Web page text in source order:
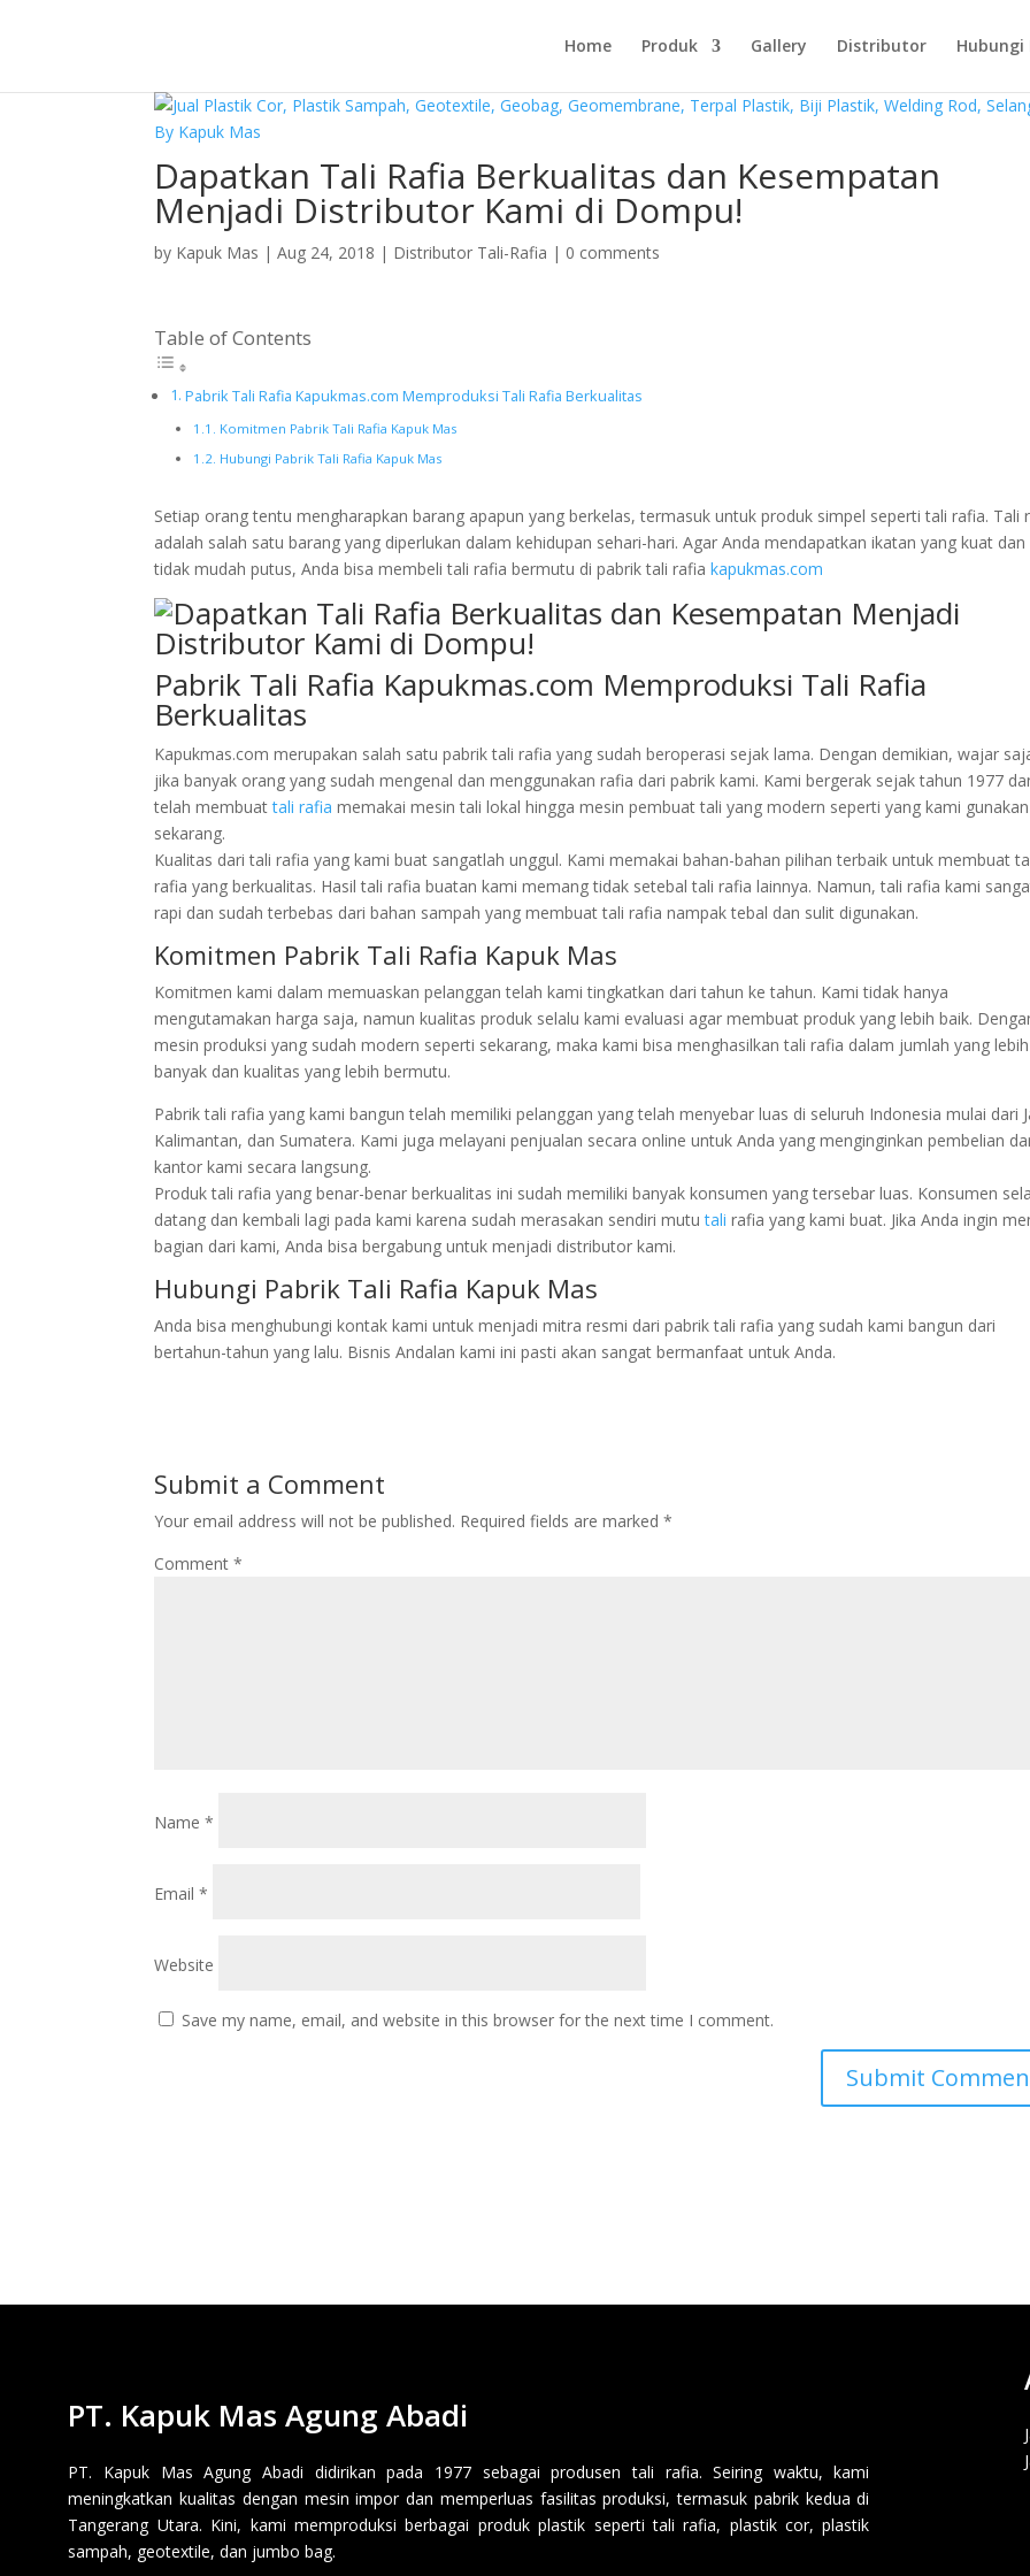
Home Produk Gallery Distributor Hubungi
Dapatkan Tali Rafia Berkualitas dan Kesempatan
Menjadi Distributor Kami di Dompu!
by Kapuk Mas |Aug 24, 2018 | Distributor Tali-Rafia | 0 comments
Table of Contents
Pabrik Tali Rafia Kapukmas.com Memproduksi Tali Rafia Berkualitas
Komitmen Pabrik Tali Rafia Kapuk Mas
Hubungi Pabrik Tali Rafia Kapuk Mas
Setiap orang tentu mengharapkan barang apapun yang berkelas, termasuk untuk produk simpel seperti tali rafia. Tali
adalah salah satu barang yang diperlukan dalam kehidupan sehari-hari. Agar Anda mendapatkan ikatan yang kuat dan
tidak mudah putus, Anda bisa membeli tali rafia bermutu di pabrik tali rafiakapukmas.com
Pabrik Tali Rafia Kapukmas.com Memproduksi Tali Rafia
Berkualitas
Kapukmas.com merupakan salah satu pabrik tali rafia yang sudah beroperasi sejak lama. Dengan demikian, wajar
jika banyak orang yang sudah mengenal dan menggunakan rafia dari pabrik kami. Kami bergerak sejak tahun 1977
telah membuattali rafia memakai mesin tali lokal hingga mesin pembuat tali yang modern seperti yang kami gunakan
sekarang.
Kualitas dari tali rafia yang kami buat sangatlah unggul. Kami memakai bahan-bahan pilihan terbaik untuk membuat
rafia yang berkualitas. Hasil tali rafia buatan kami memang tidak setebal tali rafia lainnya. Namun, tali rafia kami
rapi dan sudah terbebas dari bahan sampah yang membuat tali rafia nampak tebal dan sulit digunakan.
Komitmen Pabrik Tali Rafia Kapuk Mas
Komitmen kami dalam memuaskan pelanggan telah kami tingkatkan dari tahun ke tahun. Kami tidak hanya
mengutamakan harga saja, namun kualitas produk selalu kami evaluasi agar membuat produk yang lebih baik.
mesin produksi yang sudah modern seperti sekarang, maka kami bisa menghasilkan tali rafia dalam jumlah yang lebih
banyak dan kualitas yang lebih bermutu.
Pabrik tali rafia yang kami bangun telah memiliki pelanggan yang telah menyebar luas di seluruh Indonesia mulai dari
Kalimantan, dan Sumatera. Kami juga melayani penjualan secara online untuk Anda yang menginginkan pembelian
kantor kami secara langsung.
Produk tali rafia yang benar-benar berkualitas ini sudah memiliki banyak konsumen yang tersebar luas. Konsumen
datang dan kembali lagi pada kami karena sudah merasakan sendiri mututali rafia yang kami buat. Jika Anda ingin
bagian dari kami, Anda bisa bergabung untuk menjadi distributor kami.
Hubungi Pabrik Tali Rafia Kapuk Mas
Anda bisa menghubungi kontak kami untuk menjadi mitra resmi dari pabrik tali rafia yang sudah kami bangun dari
bertahun-tahun yang lalu. Bisnis Andalan kami ini pasti akan sangat bermanfaat untuk Anda.
Submit a Comment
Your email address will not be published. Required fields are marked*
Comment*
Name*
Email*
Website
Save my name, email, and website in this browser for the next time I comment.
PT. Kapuk Mas Agung Abadi
PT. Kapuk Mas Agung Abadi didirikan pada 1977 sebagai produsen tali rafia. Seiring waktu, kami
meningkatkan kualitas dengan mesin impor dan memperluas fasilitas produksi, termasuk pabrik kedua di
Tangerang Utara. Kini, kami memproduksi berbagai produk plastik seperti tali rafia, plastik cor, plastik
sampah, geotextile, dan jumbo bag.